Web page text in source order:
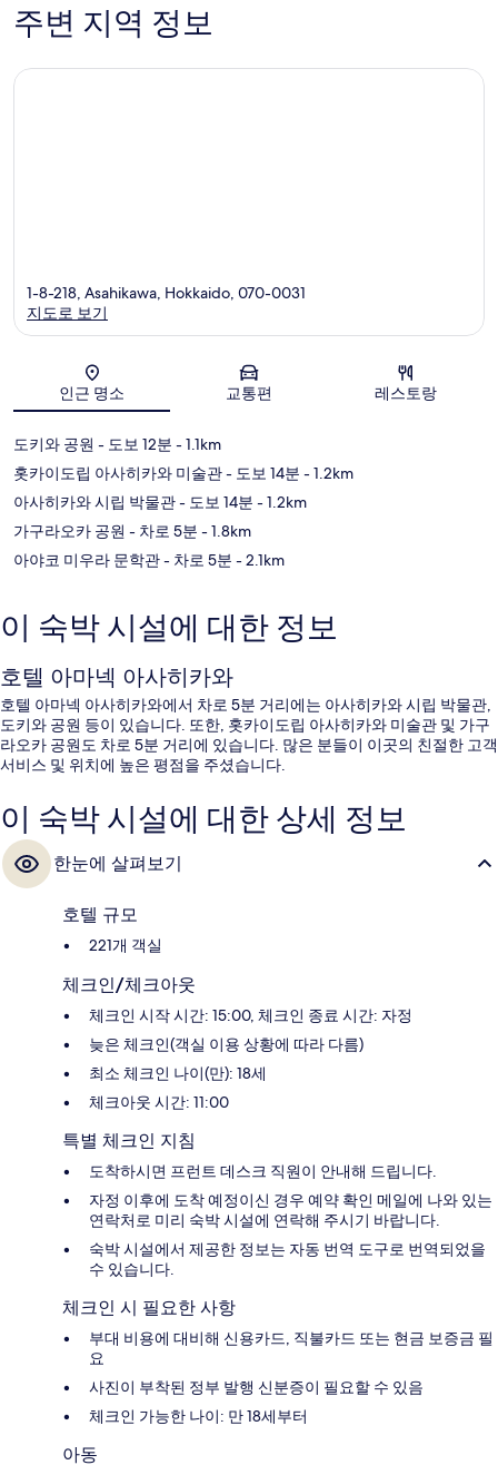
기
1,004
주변 지역 정보
지도
1-8-218, Asahikawa, Hokkaido, 070-0031
지도로 보기
인근 명소 교통편 레스토랑
도키와 공원 - 도보 12분 - 1.1km
홋카이도립 아사히카와 미술관- 도보 14분 - 1.2km
아사히카와 시립 박물관- 도보 14분 - 1.2km
가구라오카 공원 - 차로 5분 - 1.8km
아야코 미우라 문학관- 차로 5분 - 2.1km
이 숙박 시설에 대한 정보
호텔 아마넥 아사히카와
호텔 아마넥 아사히카와에서 차로 5분 거리에는 아사히카와 시립 박물관,
도키와 공원 등이 있습니다. 또한, 홋카이도립 아사히카와 미술관 및 가구
라오카 공원도 차로 5분 거리에 있습니다. 많은 분들이 이곳의 친절한 고객
서비스 및 위치에 높은 평점을 주셨습니다.
이 숙박 시설에 대한 상세 정보
한눈에 살펴보기
호텔 규모
221개 객실
체크인/체크아웃
체크인 시작 시간: 15:00, 체크인 종료 시간: 자정
늦은 체크인(객실 이용 상황에 따라 다름)
최소 체크인 나이(만): 18세
체크아웃 시간: 11:00
특별 체크인 지침
도착하시면 프런트 데스크 직원이 안내해 드립니다.
자정 이후에 도착 예정이신 경우 예약 확인 메일에 나와 있는
연락처로 미리 숙박 시설에 연락해 주시기 바랍니다.
숙박 시설에서 제공한 정보는 자동 번역 도구로 번역되었을
수 있습니다.
체크인 시 필요한 사항
부대 비용에 대비해 신용카드, 직불카드 또는 현금 보증금 필
요
사진이 부착된 정부 발행 신분증이 필요할 수 있음
체크인 가능한 나이: 만 18세부터
아동